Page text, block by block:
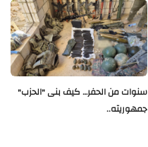
سنوات من الحفر… كيف بنى "الحزب"
جمهوريته..